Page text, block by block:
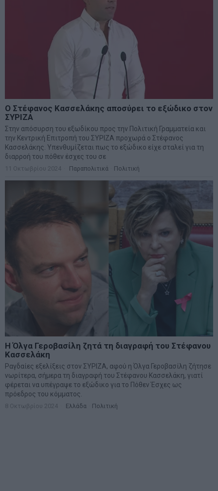
Ο Στέφανος Κασσελάκης αποσύρει το εξώδικο στον
ΣΥΡΙΖΑ
Στην απόσυρση του εξωδίκου προς την Πολιτική Γραμματεία και
την Κεντρική Επιτροπή του ΣΥΡΙΖΑ προχωρά ο Στέφανος
Κασσελάκης. Υπενθυμίζεται πως το εξώδικο είχε σταλεί για τη
διαρροή του πόθεν έσχες του σε
11 Οκτωβρίου 2024 Παραπολιτικά Πολιτική
Η Όλγα Γεροβασίλη ζητά τη διαγραφή του Στέφανου
Κασσελάκη
Ραγδαίες εξελίξεις στον ΣΥΡΙΖΑ, αφού η Όλγα Γεροβασίλη ζήτησε
νωρίτερα, σήμερα τη διαγραφή του Στέφανου Κασσελάκη, γιατί
φέρεται να υπέγραψε το εξώδικο για το Πόθεν Έσχες ως
πρόεδρος του κόμματος.
8 Οκτωβρίου 2024 Ελλάδα Πολιτική